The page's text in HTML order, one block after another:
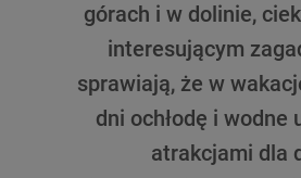
górach i w dolinie,
interesującym
sprawiają, że w
dni ochłodę i
atrakcjami dla